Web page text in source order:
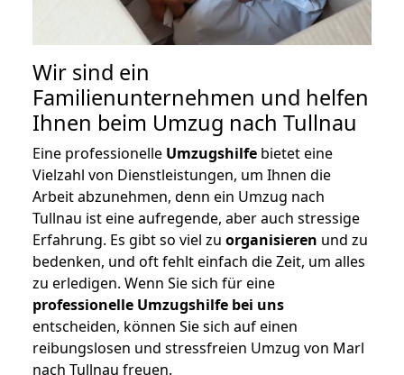
Wir sind ein
Familienunternehmen und helfen
Ihnen beim Umzug nach Tullnau
Eine professionelle Umzugshilfe bietet eine
Vielzahl von Dienstleistungen, um Ihnen die
Arbeit abzunehmen, denn ein Umzug nach
Tullnau ist eine aufregende, aber auch stressige
Erfahrung. Es gibt so viel zu organisieren und zu
bedenken, und oft fehlt einfach die Zeit, um alles
zu erledigen. Wenn Sie sich für eine
professionelle Umzugshilfe bei uns
entscheiden, können Sie sich auf einen
reibungslosen und stressfreien Umzug von Marl
nach Tullnau freuen.